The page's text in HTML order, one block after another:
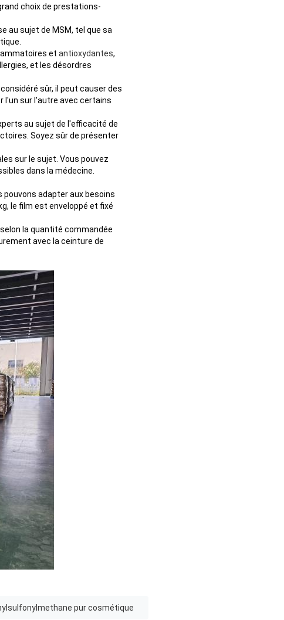
choix de prestations-
au sujet de MSM, tel que sa
et antioxydantes,
et les désordres
sûr, il peut causer des
l'un sur l'autre avec certains
au sujet de l'efficacité de
Soyez sûr de présenter
sur le sujet. Vous pouvez
dans la médecine.
pouvons adapter aux besoins
le film est enveloppé et fixé
la quantité commandée
avec la ceinture de
pur cosmétique